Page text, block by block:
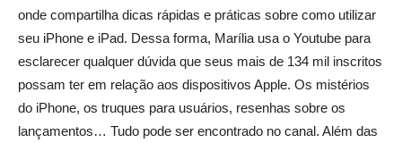
onde compartilha dicas rápidas e práticas sobre como utilizar
seu iPhone e iPad. Dessa forma, Marília usa o Youtube para
esclarecer qualquer dúvida que seus mais de 134 mil inscritos
possam ter em relação aos dispositivos Apple. Os mistérios
do iPhone, os truques para usuários, resenhas sobre os
lançamentos… Tudo pode ser encontrado no canal. Além das